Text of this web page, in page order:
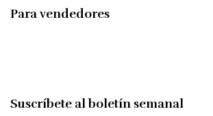
Para vendedores
Suscríbete al boletín semanal